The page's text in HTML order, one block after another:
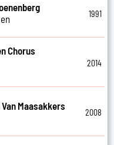
1991
Chorus
2014
Maasakkers
2008